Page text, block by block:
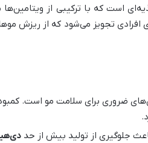
است که با ترکیبی از
تجویز می‌شود که از ریزش
ضروری برای سلامت مو است.
جلوگیری از تولید بیش از حد